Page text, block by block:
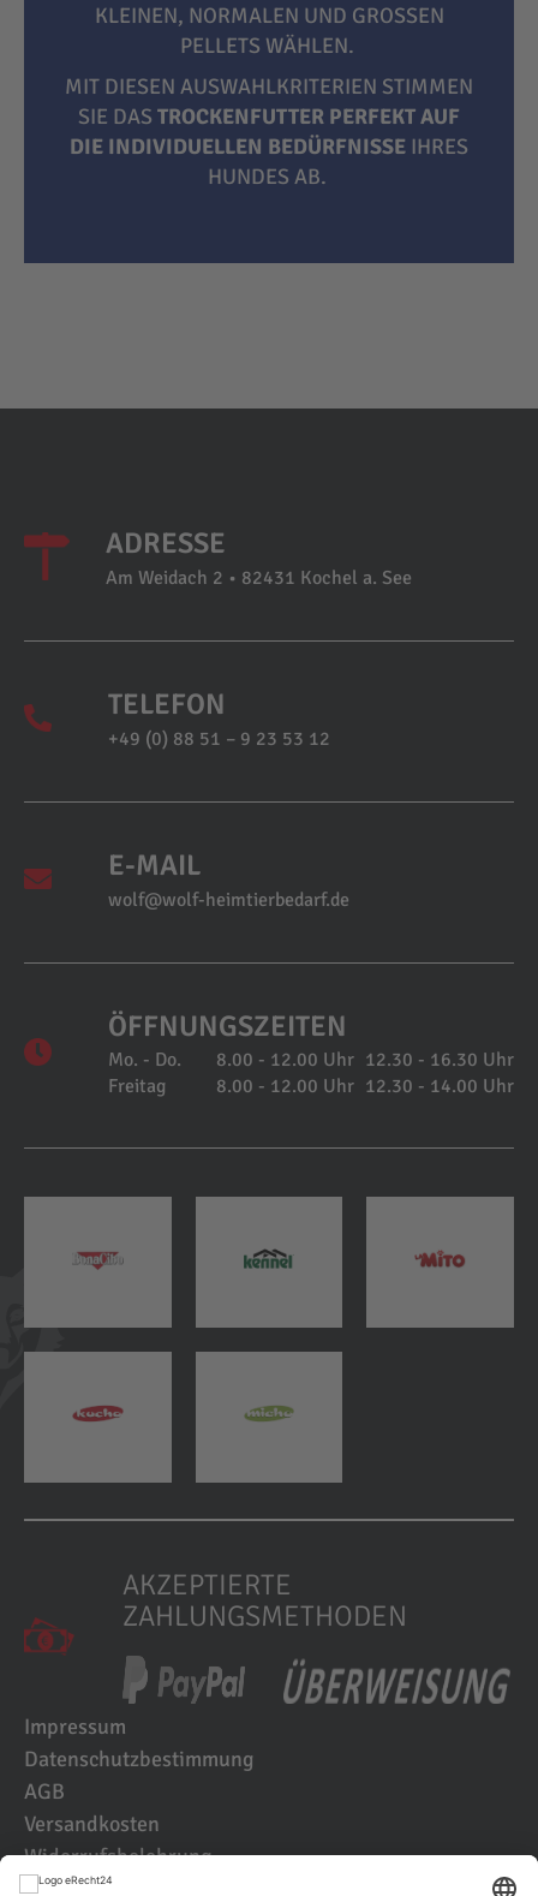
KLEINEN, NORMALEN UND GROSSEN P
ELLETS WÄHLEN.
MIT DIESEN AUSWAHLKRITERIEN STIMMEN
SIE DAS TROCKENFUTTER PERFEKT AUF
DIE INDIVIDUELLEN BEDÜRFNISSE IHRES
HUNDES AB.
ADRESSE
Am Weidach 2 • 82431 Kochel a. See
TELEFON
+49 (0) 88 51 – 9 23 53 12
E-MAIL
wolf@wolf-heimtierbedarf.de
ÖFFNUNGSZEITEN
Mo. - Do. 8.00 - 12.00 Uhr 12.30 - 16.30 Uhr
Freitag
8.00 - 12.00 Uhr 12.30 - 14.00 Uhr
AKZEPTIERTE
ZAHLUNGSMETHODEN
Impressum
Datenschutzbestimmung
AGB
Versandkosten
Widerrufsbelehrung
Kundenbewertungen